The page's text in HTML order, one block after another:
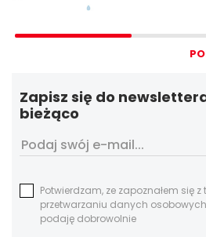
Zapisz się do
bieżąco
Potwierdzam, ze zapoznałem się
przetwarzaniu danych
podaję dobrowolnie